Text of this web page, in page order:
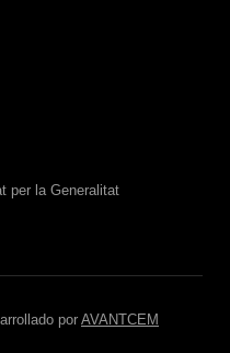
per la Generalitat
por AVANTCEM